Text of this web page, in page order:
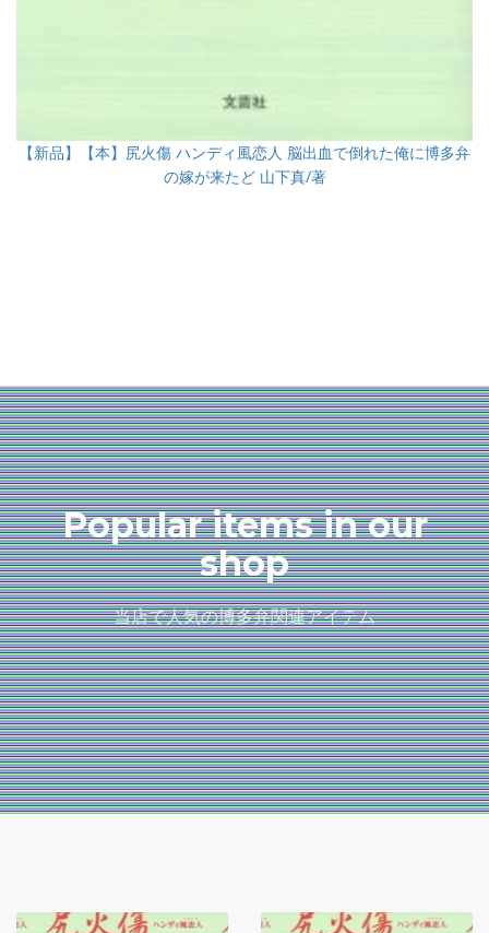
【新品】【本】尻火傷 ハンディ風恋人 脳出血で倒れた俺に博多弁
の嫁が来たど 山下真/著
Popular items in our
shop
当店で人気の博多弁関連アイテム